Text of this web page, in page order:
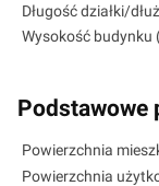
Długość działki/
Wysokość budynku
Podstawowe
Powierzchnia
Powierzchnia